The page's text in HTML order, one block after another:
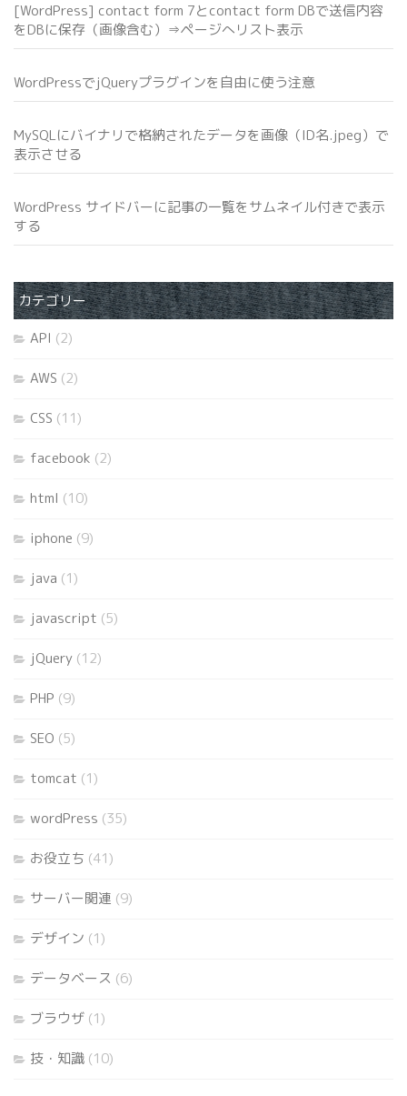
[WordPress] contact form 7とcontact form DBで送信内容
をDBに保存（画像含む）⇒ページへリスト表示
WordPressでjQueryプラグインを自由に使う注意
MySQLにバイナリで格納されたデータを画像（ID名.jpeg）で
表示させる
WordPress サイドバーに記事の一覧をサムネイル付きで表示
する
カテゴリー
API (2)
AWS (2)
CSS (11)
facebook (2)
html (10)
iphone (9)
java (1)
javascript (5)
jQuery (12)
PHP (9)
SEO (5)
tomcat (1)
wordPress (35)
お役立ち (41)
サーバー関連 (9)
デザイン (1)
データベース (6)
ブラウザ (1)
技・知識 (10)